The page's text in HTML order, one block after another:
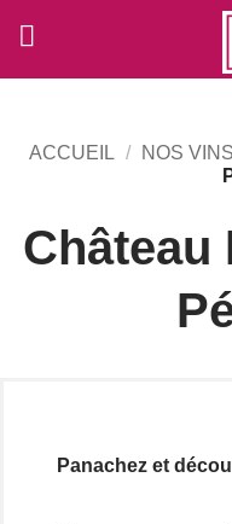
contenu
ACCUEIL / NOS VINS
Château
Panachez et